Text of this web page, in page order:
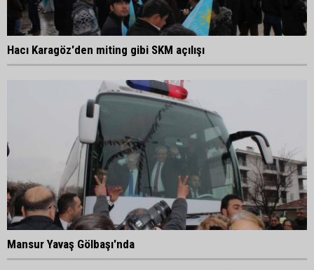
Hacı Karagöz'den miting gibi SKM açılışı
Mansur Yavaş Gölbaşı'nda